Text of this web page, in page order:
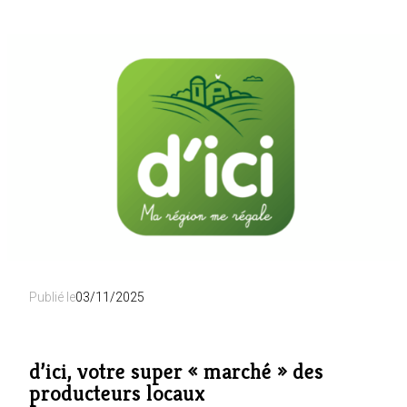
Publié le03/11/2025
d’ici, votre super « marché » des
producteurs locaux